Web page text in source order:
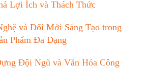
Lợi Ích‍ và Thách Thức​
và​ Đổi Mới Sáng​ Tạo ​trong
Phẩm Đa⁤ Dạng
⁤Đội Ngũ ⁣và Văn ⁢Hóa‍ Công